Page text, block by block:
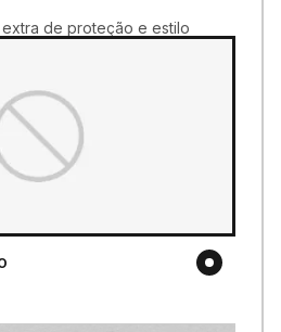
de proteção e estilo